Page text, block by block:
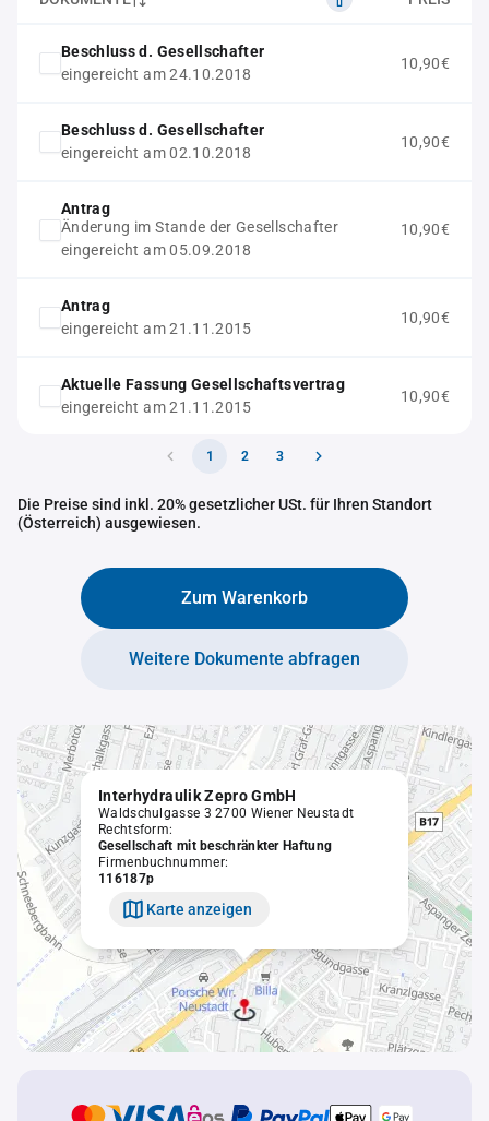
Beschluss d. Gesellschafter
eingereicht am 24.10.2018
10,90€
Beschluss d. Gesellschafter
eingereicht am 02.10.2018
10,90€
Antrag
Änderung im Stande der Gesellschafter
eingereicht am 05.09.2018
10,90€
Antrag
eingereicht am 21.11.2015
10,90€
Aktuelle Fassung Gesellschaftsvertrag
eingereicht am 21.11.2015
10,90€
1 2 3
Die Preise sind inkl. 20% gesetzlicher USt. für Ihren Standort
(Österreich) ausgewiesen.
Zum Warenkorb
Weitere Dokumente abfragen
Interhydraulik Zepro GmbH
Waldschulgasse 3 2700 Wiener Neustadt
Rechtsform:
Gesellschaft mit beschränkter Haftung
Firmenbuchnummer:
116187p
Karte anzeigen